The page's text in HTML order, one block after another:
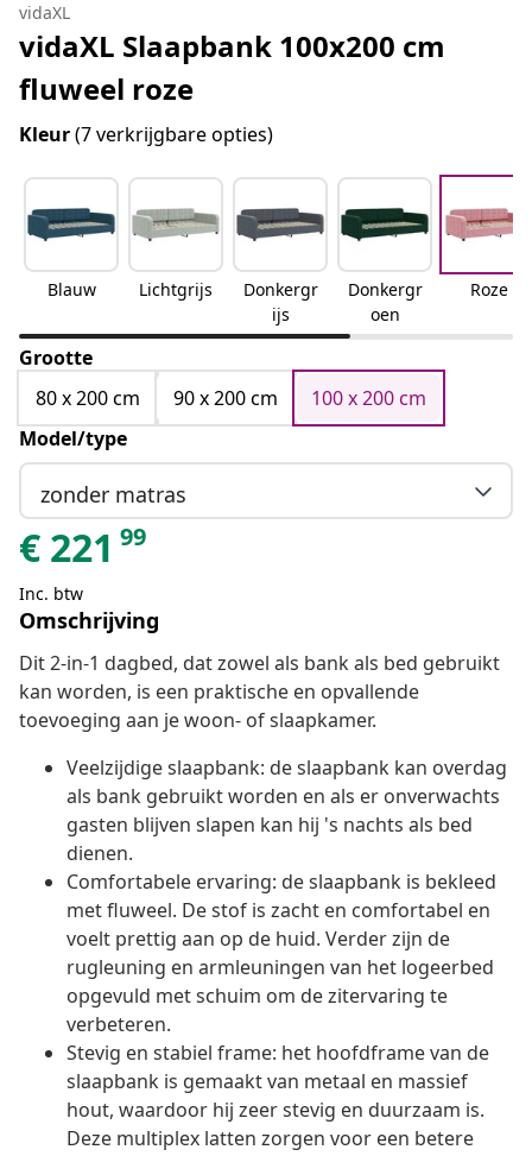
vidaXL
vidaXL Slaapbank 100x200 cm
fluweel roze
Kleur(7 verkrijgbare opties)
Blauw Lichtgrijs
Donkergr
ijs
Donkergr
oen
Roze
Grootte
80 x 200 cm
90 x 200 cm
100 x 200 cm
Model/type
zonder matras
€ 221 99
Inc. btw
Omschrijving
Dit 2-in-1 dagbed, dat zowel als bank als bed gebruikt
kan worden, is een praktische en opvallende
toevoeging aan je woon- of slaapkamer.
Veelzijdige slaapbank: de slaapbank kan overdag
als bank gebruikt worden en als er onverwachts
gasten blijven slapen kan hij 's nachts als bed
dienen.
Comfortabele ervaring: de slaapbank is bekleed
met fluweel. De stof is zacht en comfortabel en
voelt prettig aan op de huid. Verder zijn de
rugleuning en armleuningen van het logeerbed
opgevuld met schuim om de zitervaring te
verbeteren.
Stevig en stabiel frame: het hoofdframe van de
slaapbank is gemaakt van metaal en massief
hout, waardoor hij zeer stevig en duurzaam is.
Deze multiplex latten zorgen voor een betere